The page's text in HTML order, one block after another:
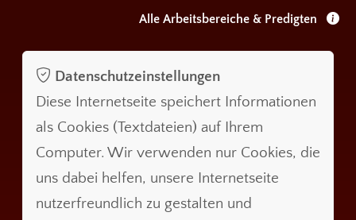
Alle Arbeitsbereiche & Predigten
Datenschutzeinstellungen
Diese Internetseite speichert Informationen
als Cookies (Textdateien) auf Ihrem
Computer. Wir verwenden nur Cookies, die
uns dabei helfen, unsere Internetseite
nutzerfreundlich zu gestalten und